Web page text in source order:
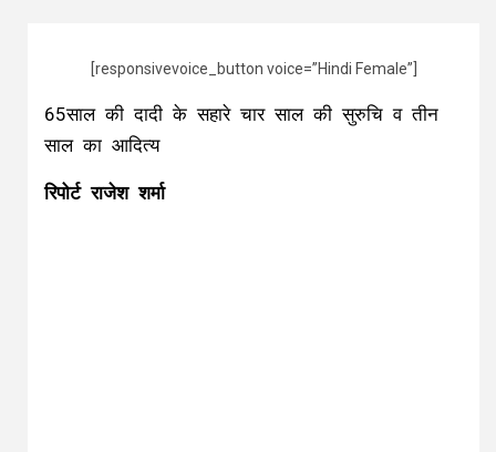
[responsivevoice_button voice=”Hindi Female”]
65साल की दादी के सहारे चार साल की सुरुचि व तीन
साल का आदित्य
रिपोर्ट राजेश शर्मा